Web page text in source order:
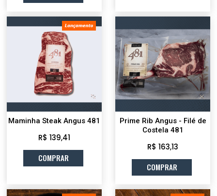
Maminha Steak Angus 481
R$ 139,41
COMPRAR
Prime Rib Angus - Filé de
Costela 481
R$ 163,13
COMPRAR